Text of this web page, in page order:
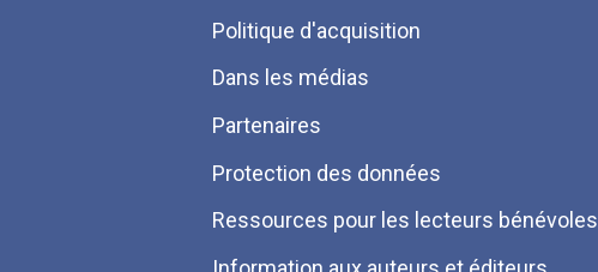
page
Politique d'acquisition
Dans les médias
Partenaires
Protection des données
Ressources pour les lecteurs bénévoles